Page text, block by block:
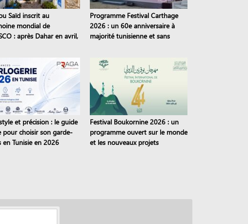
Saïd inscrit au
mondial de
: après Dahar en avril,
Programme Festival Carthage
2026 : un 60e anniversaire à
majorité tunisienne et sans
et précision : le guide
pour choisir son garde-
en Tunisie en 2026
Festival Boukornine 2026 : un
programme ouvert sur le monde
et les nouveaux projets